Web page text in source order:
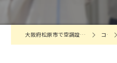
大阪府松原市で空調設備の求人なら株式会社堀谷設備工業 コラム